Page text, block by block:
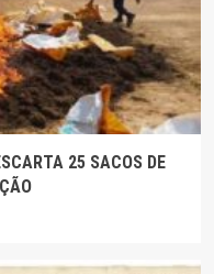
25 SACOS DE